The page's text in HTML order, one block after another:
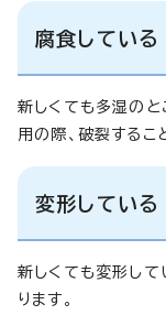
腐食している
新しくても多湿のと
用の際、破裂するこ
変形している
新しくても変形して
ります。